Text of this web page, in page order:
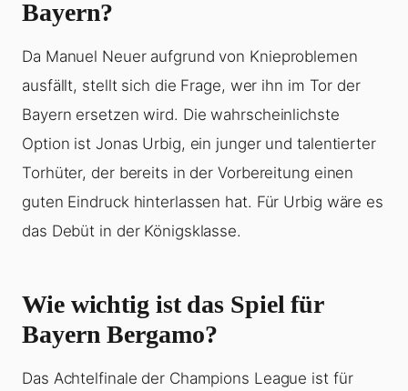
Bayern?
Da Manuel Neuer aufgrund von Knieproblemen
ausfällt, stellt sich die Frage, wer ihn im Tor der
Bayern ersetzen wird. Die wahrscheinlichste
Option ist Jonas Urbig, ein junger und talentierter
Torhüter, der bereits in der Vorbereitung einen
guten Eindruck hinterlassen hat. Für Urbig wäre es
das Debüt in der Königsklasse.
Wie wichtig ist das Spiel für
Bayern Bergamo?
Das Achtelfinale der Champions League ist für